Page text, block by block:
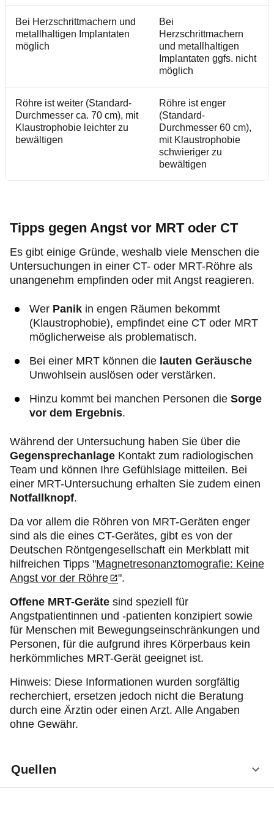
Bei Herzschrittmachern und
metallhaltigen Implantaten
möglich
Bei
Herzschrittmachern
und metallhaltigen
Implantaten ggfs. nicht
möglich
Röhre ist weiter (Standard-
Durchmesser ca. 70 cm), mit
Klaustrophobie leichter zu
bewältigen
Röhre ist enger
(Standard-
Durchmesser 60 cm),
mit Klaustrophobie
schwieriger zu
bewältigen
Tipps gegen Angst vor MRT oder CT
Es gibt einige Gründe, weshalb viele Menschen die
Untersuchungen in einer CT- oder MRT-Röhre als
unangenehm empfinden oder mit Angst reagieren.
Wer Panik in engen Räumen bekommt
(Klaustrophobie), empfindet eine CT oder MRT
möglicherweise als problematisch.
Bei einer MRT können die lauten Geräusche
Unwohlsein auslösen oder verstärken.
Hinzu kommt bei manchen Personen die Sorge
vor dem Ergebnis.
Während der Untersuchung haben Sie über die
Gegensprechanlage Kontakt zum radiologischen
Team und können Ihre Gefühlslage mitteilen. Bei
einer MRT-Untersuchung erhalten Sie zudem einen
Notfallknopf.
Da vor allem die Röhren von MRT-Geräten enger
sind als die eines CT-Gerätes, gibt es von der
Deutschen Röntgengesellschaft ein Merkblatt mit
hilfreichen Tipps "Magnetresonanztomografie: Keine
Angst vor der Röhre
".
Offene MRT-Geräte sind speziell für
Angstpatientinnen und -patienten konzipiert sowie
für Menschen mit Bewegungseinschränkungen und
Personen, für die aufgrund ihres Körperbaus kein
herkömmliches MRT-Gerät geeignet ist.
Hinweis: Diese Informationen wurden sorgfältig
recherchiert, ersetzen jedoch nicht die Beratung
durch eine Ärztin oder einen Arzt. Alle Angaben
ohne Gewähr.
Quellen